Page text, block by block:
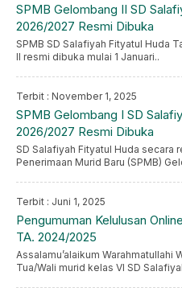
SPMB Gelombang II SD
2026/2027 Resmi Dibuka
SPMB SD Salafiyah Fityatul Huda
II resmi dibuka mulai 1 Januari..
Terbit : November 1, 2025
SPMB Gelombang I SD
2026/2027 Resmi Dibuka
SD Salafiyah Fityatul Huda secara
Penerimaan Murid Baru (SPMB)
Terbit : Juni 1, 2025
Pengumuman Kelulusan
TA. 2024/2025
Assalamu’alaikum Warahmatullahi
Tua/Wali murid kelas VI SD